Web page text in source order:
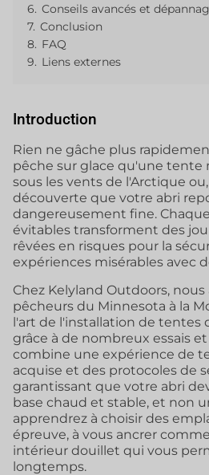
6. Conseils avancés et
7. Conclusion
8. FAQ
9. Liens externes
Introduction
Rien ne gâche plus
pêche sur glace qu'une tente
sous les vents de l'Arctique
découverte que votre abri
dangereusement fine.
évitables transforment des
rêvées en risques pour la
expériences misérables avec
Chez Kelyland Outdoors, nous
pêcheurs du Minnesota à la
l'art de l'installation de tentes
grâce à de nombreux essais
combine une expérience de
acquise et des protocoles de
garantissant que votre abri
base chaud et stable, et non
apprendrez à choisir des
épreuve, à vous ancrer
intérieur douillet qui vous
longtemps.